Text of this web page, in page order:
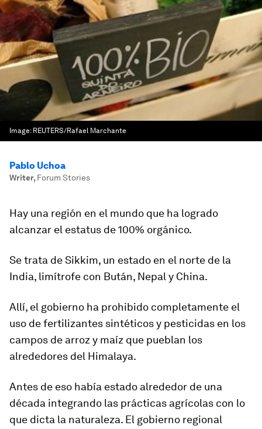
Image: REUTERS/Rafael Marchante
Pablo Uchoa
Writer, Forum Stories
Hay una región en el mundo que ha logrado
alcanzar el estatus de 100% orgánico.
Se trata de Sikkim, un estado en el norte de la
India, limítrofe con Bután, Nepal y China.
Allí, el gobierno ha prohibido completamente el
uso de fertilizantes sintéticos y pesticidas en los
campos de arroz y maíz que pueblan los
alrededores del Himalaya.
Antes de eso había estado alrededor de una
década integrando las prácticas agrícolas con lo
que dicta la naturaleza. El gobierno regional